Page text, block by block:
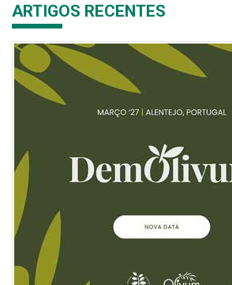
ARTIGOS RECENTES